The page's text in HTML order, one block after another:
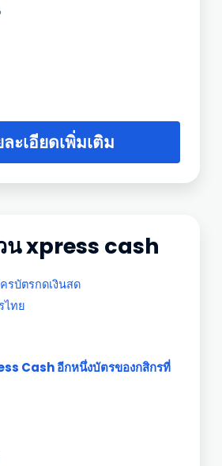
ละเอียดเพิ่มเติม
น xpress cash
รบัตรกดเงินสด
ไทย
Cash อีกหนึ่งบัตรของกสิกรที่